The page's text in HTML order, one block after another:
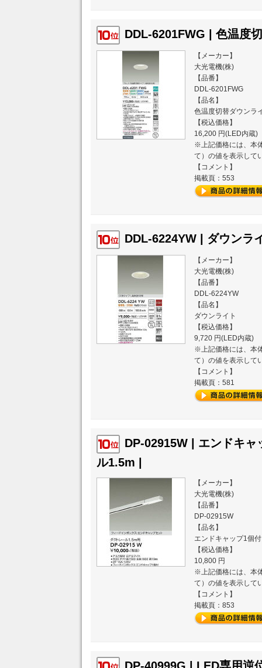
DDL-6201FWG | 色温度
【メーカー】
大光電機(株)
【品番】
DDL-6201FWG
【品名】
色温度切替ダウンラ
【税込価格】
16,200 円(LED内蔵)
※上記価格には、本
て）の値を表示して
【コメント】
掲載頁：553
DDL-6224YW | ダウンラ
【メーカー】
大光電機(株)
【品番】
DDL-6224YW
【品名】
ダウンライト
【税込価格】
9,720 円(LED内蔵)
※上記価格には、本
て）の値を表示して
【コメント】
掲載頁：581
DP-02915W | エンドキャ
ル1.5m |
【メーカー】
大光電機(株)
【品番】
DP-02915W
【品名】
エンドキャップ1個
【税込価格】
10,800 円
※上記価格には、本
て）の値を表示して
【コメント】
掲載頁：853
DP-40999G | LED専用逆